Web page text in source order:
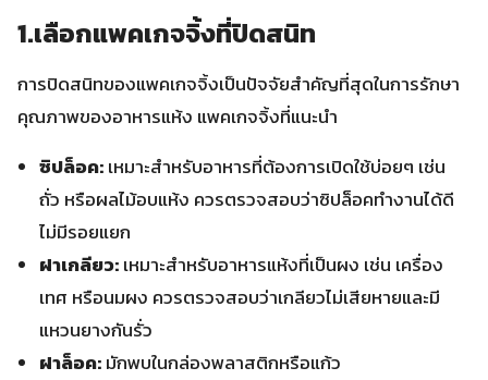
1.เลือกแพคเกจจิ้งที่ปิดสนิท
การปิดสนิทของแพคเกจจิ้งเป็นปัจจัยสำคัญที่สุดในการรักษา
คุณภาพของอาหารแห้ง แพคเกจจิ้งที่แนะนำ
ซิปล็อค:เหมาะสำหรับอาหารที่ต้องการเปิดใช้บ่อยๆ เช่น
ถั่ว หรือผลไม้อบแห้ง ควรตรวจสอบว่าซิปล็อคทำงานได้ดี
ไม่มีรอยแยก
ฝาเกลียว:เหมาะสำหรับอาหารแห้งที่เป็นผง เช่น เครื่อง
เทศ หรือนมผง ควรตรวจสอบว่าเกลียวไม่เสียหายและมี
แหวนยางกันรั่ว
ฝาล็อค:มักพบในกล่องพลาสติกหรือแก้ว